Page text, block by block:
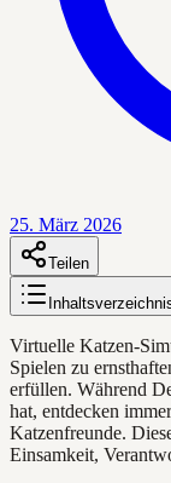
25. März 2026
Teilen
Virtuelle Katzen-
Spielen zu
erfüllen. Während
hat, entdecken
Katzenfreunde.
Einsamkeit,